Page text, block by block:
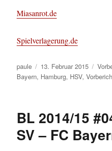
Miasanrot.de
Spielverlagerung.de
Autor
paule
Veröffentlicht
am
13. Februar 2015
Bayern, Hamburg, HSV,
BL 2014/15
SV – FC